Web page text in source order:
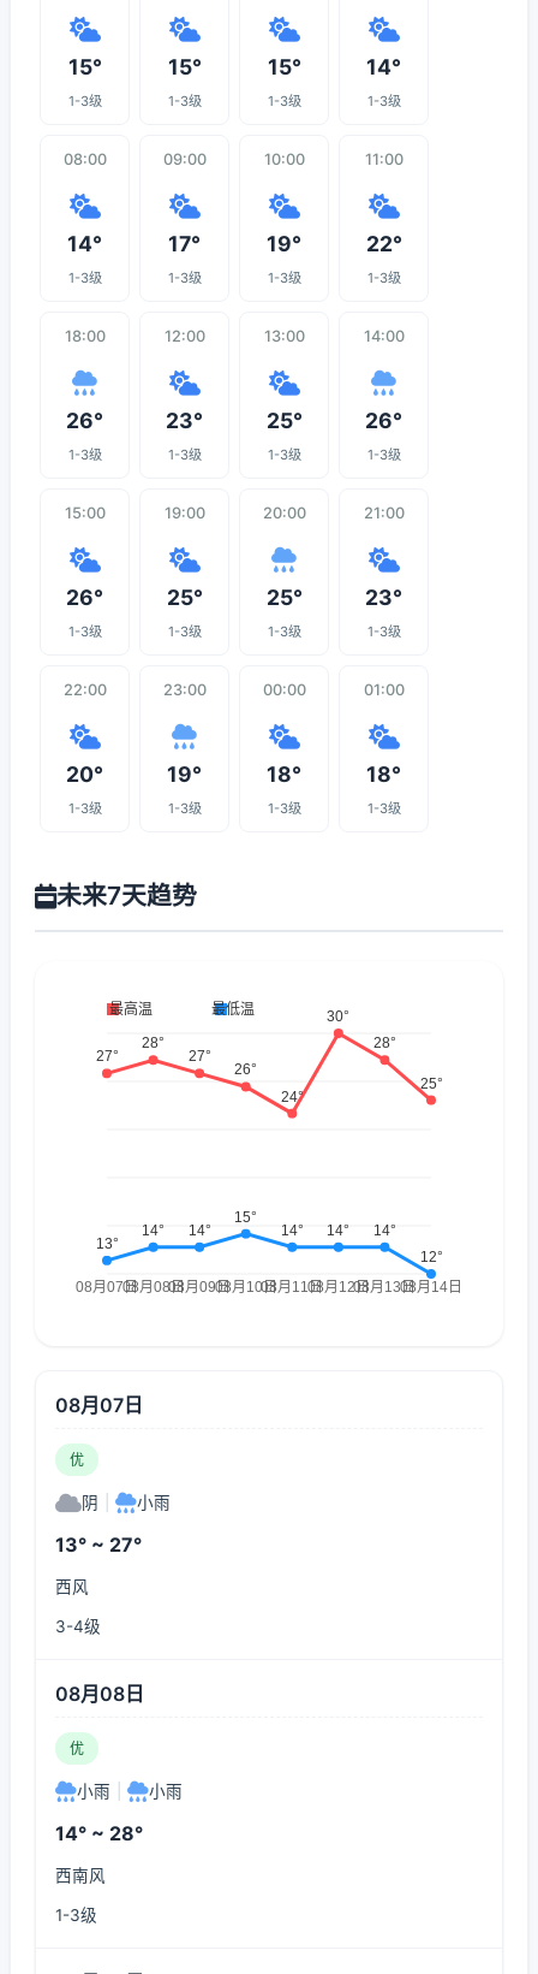
15°
1-3级
15°
1-3级
15°
1-3级
14°
1-3级
08:00
14°
1-3级
09:00
17°
1-3级
10:00
19°
1-3级
11:00
22°
1-3级
18:00
26°
1-3级
12:00
23°
1-3级
13:00
25°
1-3级
14:00
26°
1-3级
15:00
26°
1-3级
19:00
25°
1-3级
20:00
25°
1-3级
21:00
23°
1-3级
22:00
20°
1-3级
23:00
19°
1-3级
00:00
18°
1-3级
01:00
18°
1-3级
未来7天趋势
08月07日
优
阴 小雨
13° ~ 27°
西风
3-4级
08月08日
优
小雨 小雨
14° ~ 28°
西南风
1-3级